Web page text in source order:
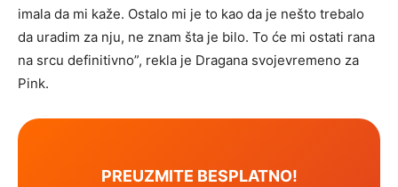
imala da mi kaže. Ostalo mi je to kao da je nešto trebalo
da uradim za nju, ne znam šta je bilo. To će mi ostati rana
na srcu definitivno”, rekla je Dragana svojevremeno za
Pink.
PREUZMITE BESPLATNO!